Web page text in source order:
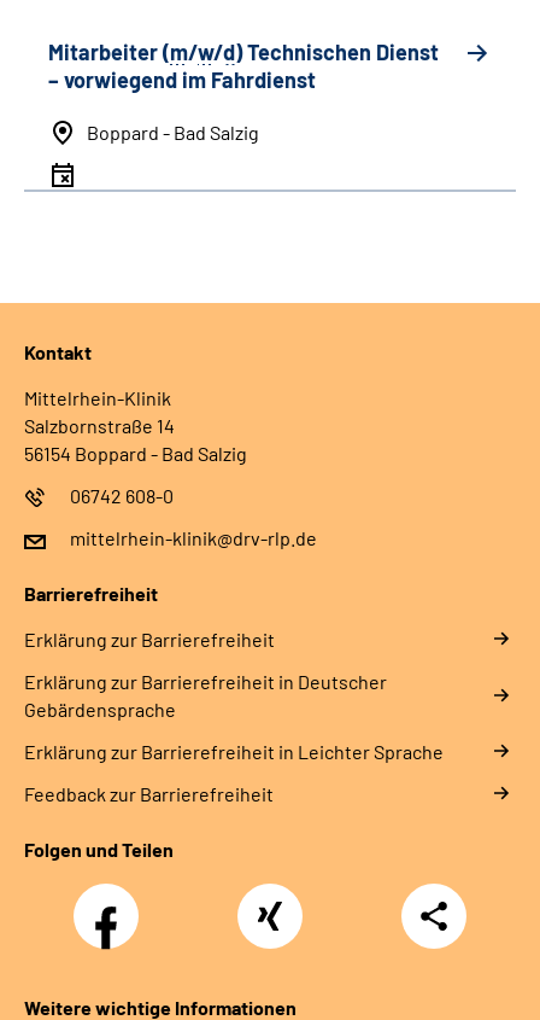
Mitarbeiter (m/w/d) Technischen Dienst
– vorwiegend im Fahrdienst
Boppard - Bad Salzig
Kontakt
Mittelrhein-Klinik
Salzbornstraße 14
56154 Boppard - Bad Salzig
06742 608-0
mittelrhein-klinik@drv-rlp.de
Barrierefreiheit
Erklärung zur Barrierefreiheit
Erklärung zur Barrierefreiheit in Deutscher
Gebärdensprache
Erklärung zur Barrierefreiheit in Leichter Sprache
Feedback zur Barrierefreiheit
Folgen und Teilen
Facebook Xing
Teilen
Weitere wichtige Informationen